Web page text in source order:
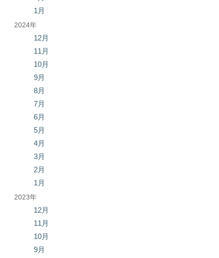
1月
2024年
12月
11月
10月
9月
8月
7月
6月
5月
4月
3月
2月
1月
2023年
12月
11月
10月
9月